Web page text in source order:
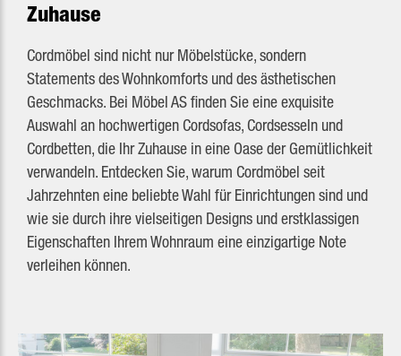
Zuhause
Cordmöbel sind nicht nur Möbelstücke, sondern
Statements des Wohnkomforts und des ästhetischen
Geschmacks. Bei Möbel AS finden Sie eine exquisite
Auswahl an hochwertigen Cordsofas, Cordsesseln und
Cordbetten, die Ihr Zuhause in eine Oase der Gemütlichkeit
verwandeln. Entdecken Sie, warum Cordmöbel seit
Jahrzehnten eine beliebte Wahl für Einrichtungen sind und
wie sie durch ihre vielseitigen Designs und erstklassigen
Eigenschaften Ihrem Wohnraum eine einzigartige Note
verleihen können.